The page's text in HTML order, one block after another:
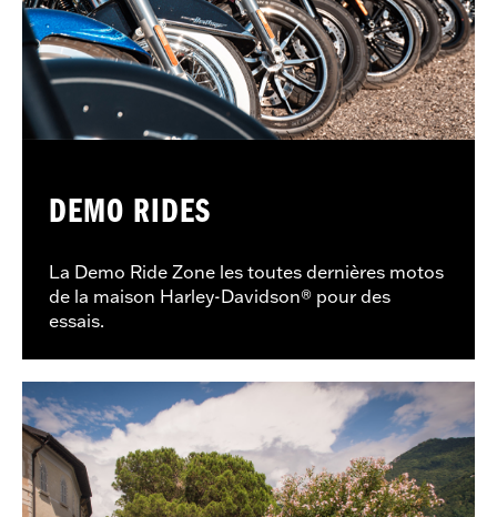
DEMO RIDES
La Demo Ride Zone les toutes dernières motos
de la maison Harley-Davidson® pour des
essais.